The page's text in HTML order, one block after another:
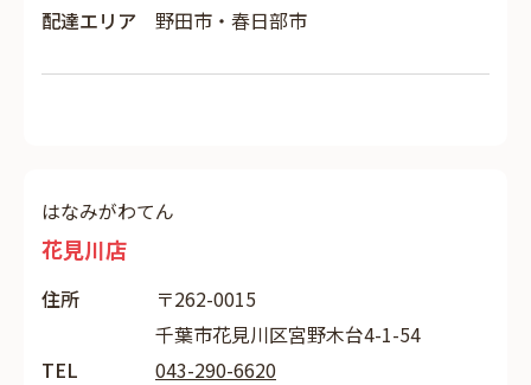
配達エリア
野田市・春日部市
はなみがわてん
花見川店
住所
〒262-0015
千葉市花見川区宮野木台4-1-54
TEL
043-290-6620